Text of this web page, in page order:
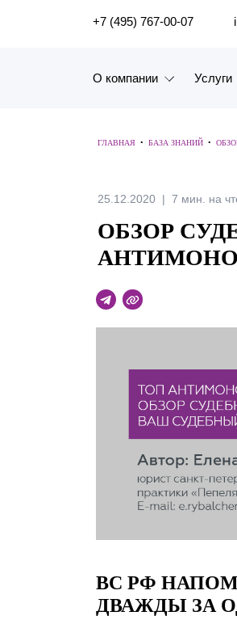
ПОИСК ПО
+7 (495) 767-00-07
О компании
Наш опыт
Рейтинги, Награды,
Карьера
Обращение
Партнера
Социальная
ответственность
Услуги
ГЛАВНАЯ • БАЗА ЗНАНИЙ •
25.12.2020 7 мин. на
ОБЗОР
ВС РФ
ДВАЖДЫ ЗА